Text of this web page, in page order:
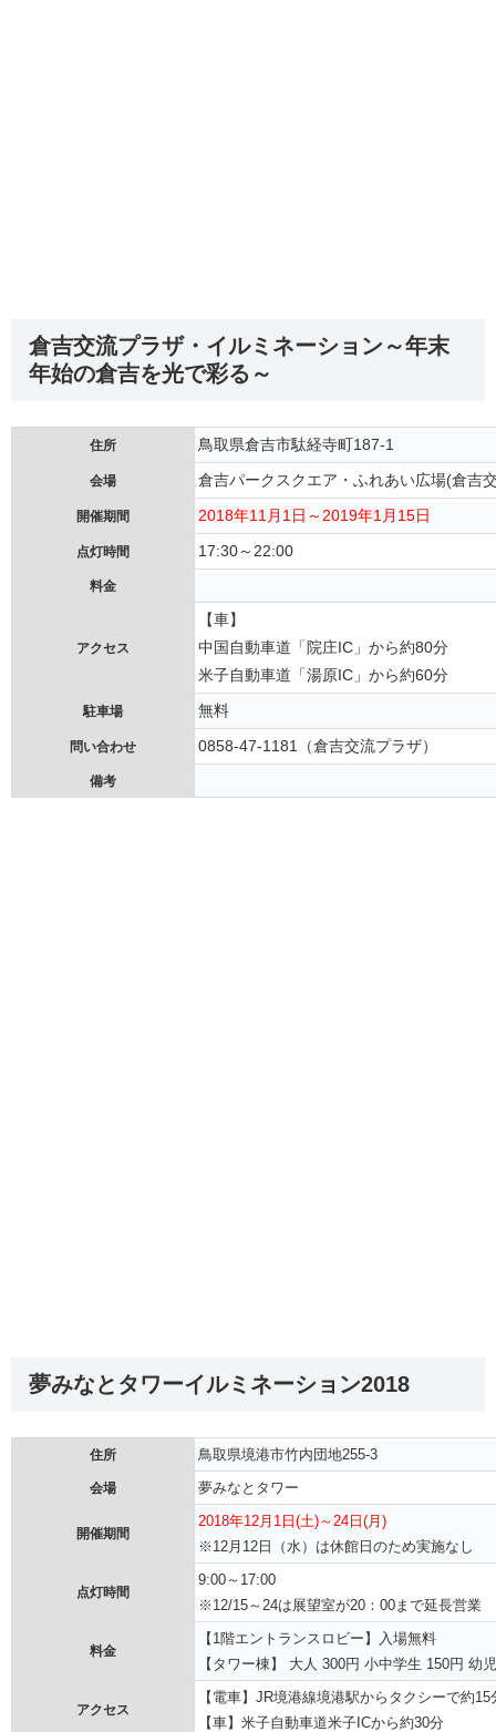
倉吉交流プラザ・イルミネーション～年末
年始の倉吉を光で彩る～
住所 鳥取県倉吉市駄経寺町187-1
会場 倉吉パークスクエア・ふれあい広場(倉吉
開催期間 2018年11月1日～2019年1月15日
点灯時間 17:30～22:00
料金
アクセス
【車】
中国自動車道「院庄IC」から約80分
米子自動車道「湯原IC」から約60分
駐車場 無料
問い合わせ 0858-47-1181（倉吉交流プラザ）
備考
夢みなとタワーイルミネーション2018
住所 鳥取県境港市竹内団地255‐3
会場 夢みなとタワー
開催期間
2018年12月1日(土)～24日(月)
※12月12日（水）は休館日のため実施なし
点灯時間
9:00～17:00
※12/15～24は展望室が20：00まで延長営業
料金
【1階エントランスロビー】入場無料
【タワー棟】 大人 300円 小中学生 150円 幼
アクセス
【電車】JR境港線境港駅からタクシーで約15
【車】米子自動車道米子ICから約30分